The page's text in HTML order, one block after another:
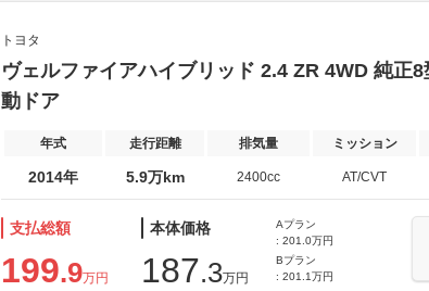
トヨタ
ヴェルファイアハイブリッド 2.4 ZR 4WD 純正
動ドア
年式 走行距離 排気量 ミッション
2014年 5.9万km 2400cc AT/CVT
支払総額
199.9万円
本体価格
187.3万円
Aプラン
: 201.0万円
Bプラン
: 201.1万円